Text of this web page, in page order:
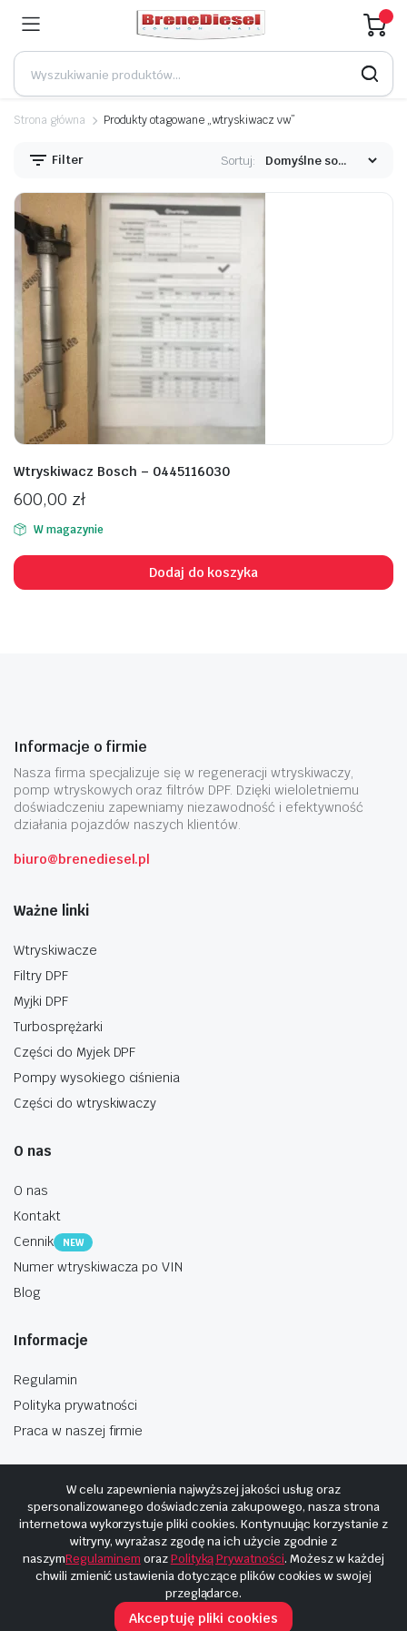
Strona główna Produkty otagowane „wtryskiwacz vw”
Filter Sortuj:
Wtryskiwacz Bosch – 0445116030
600,00 zł
W magazynie
Dodaj do koszyka
Informacje o firmie
Nasza firma specjalizuje się w regeneracji wtryskiwaczy,
pomp wtryskowych oraz filtrów DPF. Dzięki wieloletniemu
doświadczeniu zapewniamy niezawodność i efektywność
działania pojazdów naszych klientów.
biuro@brenediesel.pl
Ważne linki
Wtryskiwacze
Filtry DPF
Myjki DPF
Turbosprężarki
Części do Myjek DPF
Pompy wysokiego ciśnienia
Części do wtryskiwaczy
O nas
O nas
Kontakt
Cennik
NEW
Numer wtryskiwacza po VIN
Blog
Informacje
Regulamin
Polityka prywatności
Praca w naszej firmie
Copyright © 2025 Hosting i budowa Cyberplaneta.pl
W celu zapewnienia najwyższej jakości usług oraz
spersonalizowanego doświadczenia zakupowego, nasza strona
internetowa wykorzystuje pliki cookies. Kontynuując korzystanie z
witryny, wyrażasz zgodę na ich użycie zgodnie z
naszymRegulaminem orazPolityką Prywatności. Możesz w każdej
chwili zmienić ustawienia dotyczące plików cookies w swojej
przeglądarce.
Akceptuję pliki cookies